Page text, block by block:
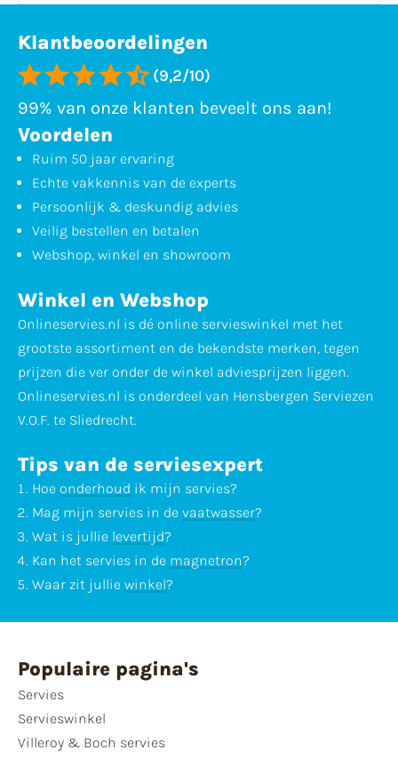
Klantbeoordelingen
(9,2/10)
99% van onze klanten beveelt ons aan!
Voordelen
Ruim 50 jaar ervaring
Echte vakkennis van de experts
Persoonlijk & deskundig advies
Veilig bestellen en betalen
Webshop, winkel en showroom
Winkel en Webshop
Onlineservies.nl is dé online servieswinkel met het
grootste assortiment en de bekendste merken, tegen
prijzen die ver onder de winkel adviesprijzen liggen.
Onlineservies.nl is onderdeel van Hensbergen Serviezen
V.O.F. te Sliedrecht.
Tips van de serviesexpert
Hoe onderhoud ik mijn servies?
Mag mijn servies in de vaatwasser?
Wat is jullie levertijd?
Kan het servies in de magnetron?
Waar zit jullie winkel?
Populaire pagina's
Servies
Servieswinkel
Villeroy & Boch servies